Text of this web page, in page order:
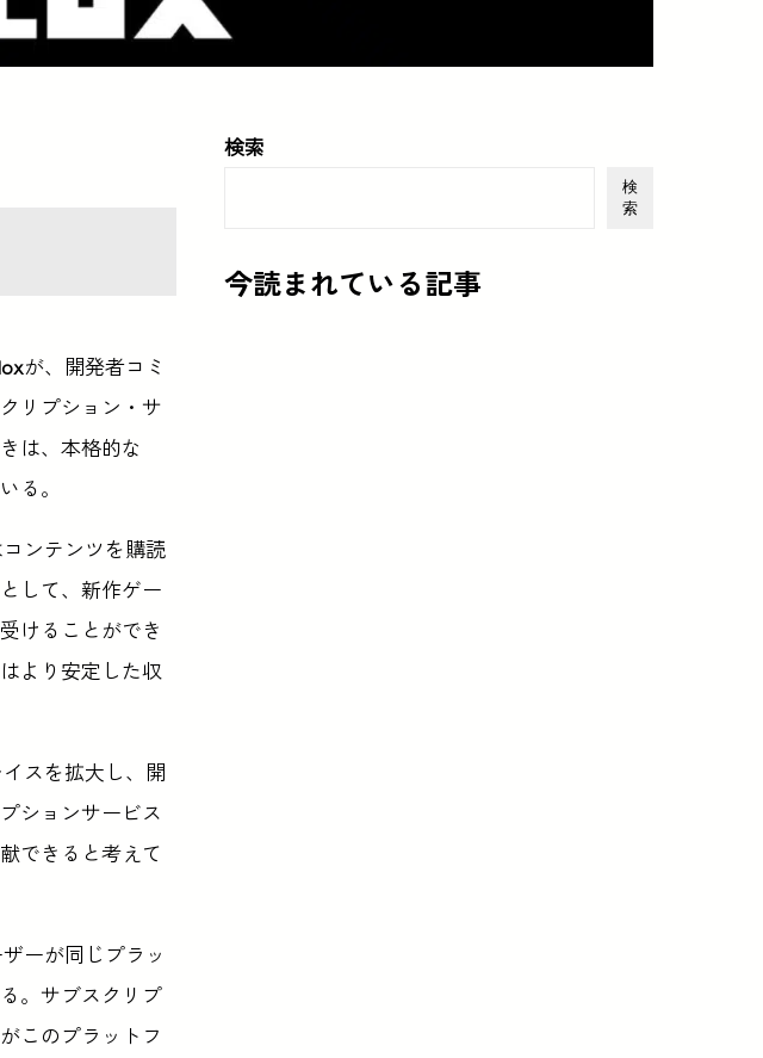
が、開発者コミ
リプション・サ
は、本格的な
る。
ンテンツを購読
して、新作ゲー
けることができ
より安定した収
スを拡大し、開
ションサービス
できると考えて
ーが同じプラッ
。サブスクリプ
このプラットフ
検索
検
索
今読まれている記事